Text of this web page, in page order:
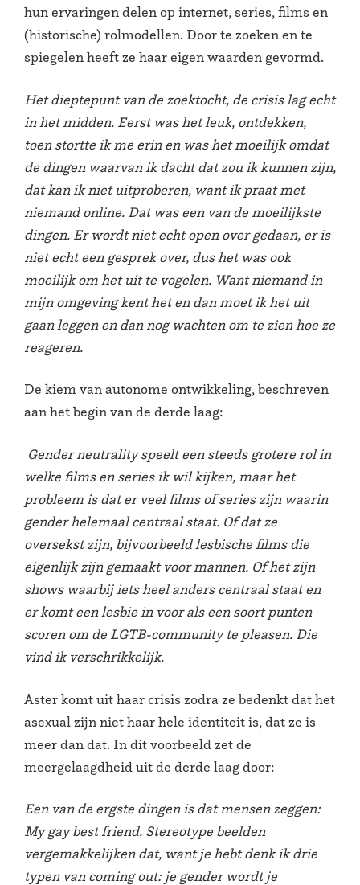
hun ervaringen delen op internet, series, films en
(historische) rolmodellen. Door te zoeken en te
spiegelen heeft ze haar eigen waarden gevormd.
Het dieptepunt van de zoektocht, de crisis lag echt
in het midden. Eerst was het leuk, ontdekken,
toen stortte ik me erin en was het moeilijk omdat
de dingen waarvan ik dacht dat zou ik kunnen zijn,
dat kan ik niet uitproberen, want ik praat met
niemand online. Dat was een van de moeilijkste
dingen. Er wordt niet echt open over gedaan, er is
niet echt een gesprek over, dus het was ook
moeilijk om het uit te vogelen. Want niemand in
mijn omgeving kent het en dan moet ik het uit
gaan leggen en dan nog wachten om te zien hoe ze
reageren.
De kiem van autonome ontwikkeling, beschreven
aan het begin van de derde laag:
Gender neutrality speelt een steeds grotere rol in
welke films en series ik wil kijken, maar het
probleem is dat er veel films of series zijn waarin
gender helemaal centraal staat. Of dat ze
oversekst zijn, bijvoorbeeld lesbische films die
eigenlijk zijn gemaakt voor mannen. Of het zijn
shows waarbij iets heel anders centraal staat en
er komt een lesbie in voor als een soort punten
scoren om de LGTB-community te pleasen. Die
vind ik verschrikkelijk.
Aster komt uit haar crisis zodra ze bedenkt dat het
asexual zijn niet haar hele identiteit is, dat ze is
meer dan dat. In dit voorbeeld zet de
meergelaagdheid uit de derde laag door:
Een van de ergste dingen is dat mensen zeggen:
My gay best friend. Stereotype beelden
vergemakkelijken dat, want je hebt denk ik drie
typen van coming out: je gender wordt je